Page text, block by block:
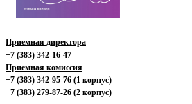
Приемная директора
+7 (383) 342-16-47
Приемная комиссия
+7 (383) 342-95-76 (1 корпус)
+7 (383) 279-87-26 (2 корпус)